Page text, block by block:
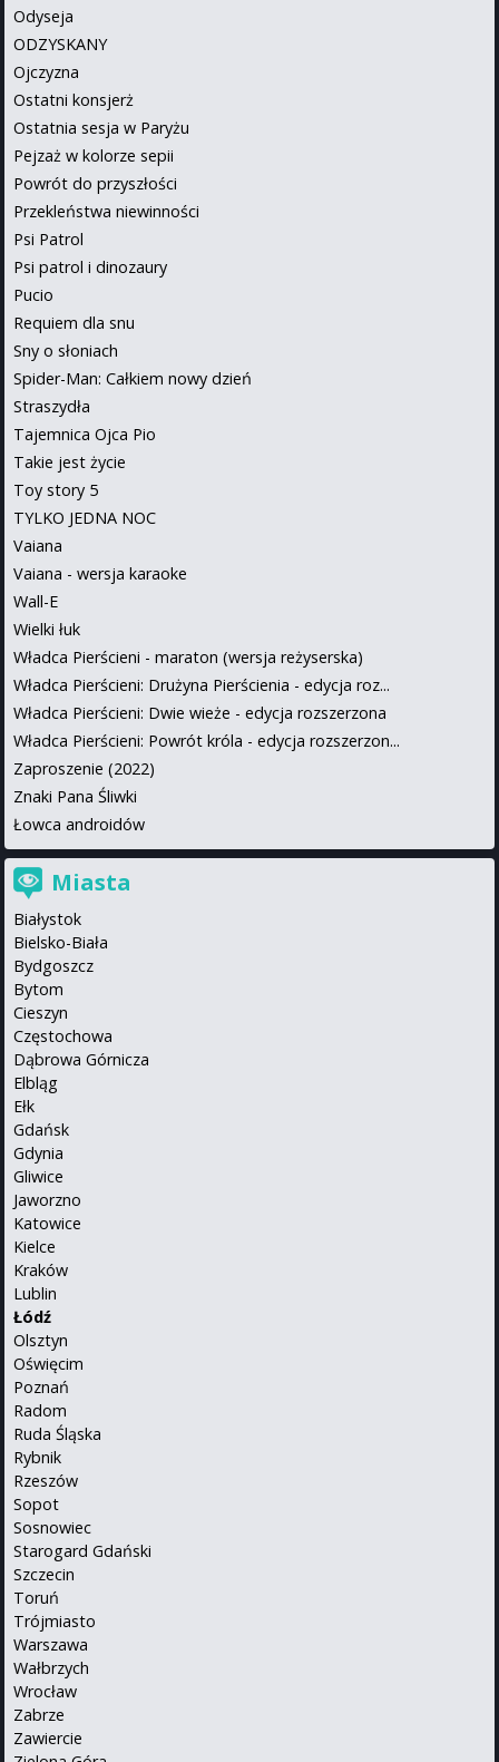
Odyseja
ODZYSKANY
Ojczyzna
Ostatni konsjerż
Ostatnia sesja w Paryżu
Pejzaż w kolorze sepii
Powrót do przyszłości
Przekleństwa niewinności
Psi Patrol
Psi patrol i dinozaury
Pucio
Requiem dla snu
Sny o słoniach
Spider-Man: Całkiem nowy dzień
Straszydła
Tajemnica Ojca Pio
Takie jest życie
Toy story 5
TYLKO JEDNA NOC
Vaiana
Vaiana - wersja karaoke
Wall-E
Wielki łuk
Władca Pierścieni - maraton (wersja reżyserska)
Władca Pierścieni: Drużyna Pierścienia - edycja roz...
Władca Pierścieni: Dwie wieże - edycja rozszerzona
Władca Pierścieni: Powrót króla - edycja rozszerzon...
Zaproszenie (2022)
Znaki Pana Śliwki
Łowca androidów
Miasta
Białystok
Bielsko-Biała
Bydgoszcz
Bytom
Cieszyn
Częstochowa
Dąbrowa Górnicza
Elbląg
Ełk
Gdańsk
Gdynia
Gliwice
Jaworzno
Katowice
Kielce
Kraków
Lublin
Łódź
Olsztyn
Oświęcim
Poznań
Radom
Ruda Śląska
Rybnik
Rzeszów
Sopot
Sosnowiec
Starogard Gdański
Szczecin
Toruń
Trójmiasto
Warszawa
Wałbrzych
Wrocław
Zabrze
Zawiercie